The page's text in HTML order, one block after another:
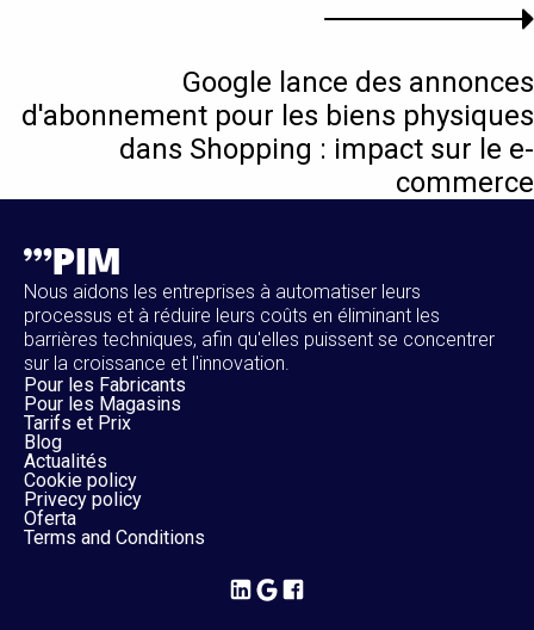
Google lance des annonces
d'abonnement pour les biens physiques
dans Shopping : impact sur le e-
commerce
Nous aidons les entreprises à automatiser leurs
processus et à réduire leurs coûts en éliminant les
barrières techniques, afin qu'elles puissent se concentrer
sur la croissance et l'innovation.
Pour les Fabricants
Pour les Magasins
Tarifs et Prix
Blog
Actualités
Cookie policy
Privecy policy
Oferta
Terms and Conditions